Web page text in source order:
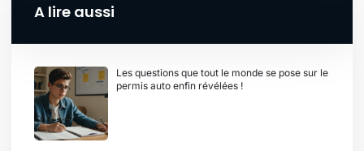
A lire aussi
Les questions que tout le monde se pose sur le
permis auto enfin révélées !